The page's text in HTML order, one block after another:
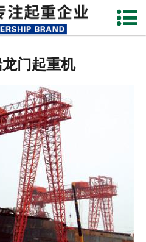
网站首页
贵州路桥门机
贵州造船门机
贵州提梁机
贵州运梁设备
贵州门式起重机
门起重机